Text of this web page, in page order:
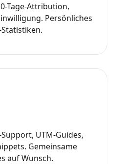
Tage-Attribution,
Persönliches
UTM-Guides,
Gemeinsame
auf Wunsch.